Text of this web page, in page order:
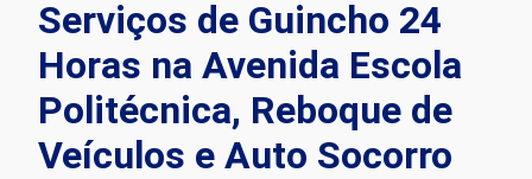
Serviços de Guincho 24
Horas na Avenida Escola
Politécnica, Reboque de
Veículos e Auto Socorro